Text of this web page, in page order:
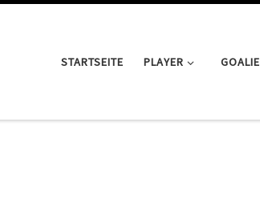
STARTSEITE PLAYER GOALIE